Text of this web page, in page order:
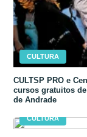
CULTURA
CULTSP PRO e
cursos gratuitos
de Andrade
CULTURA